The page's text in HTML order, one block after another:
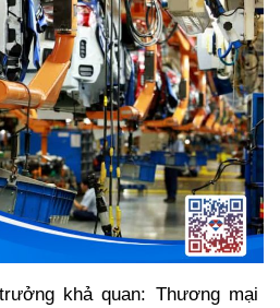
khả quan: Thương mại